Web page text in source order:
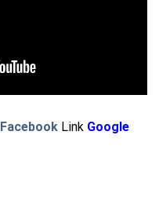
Facebook Link Google